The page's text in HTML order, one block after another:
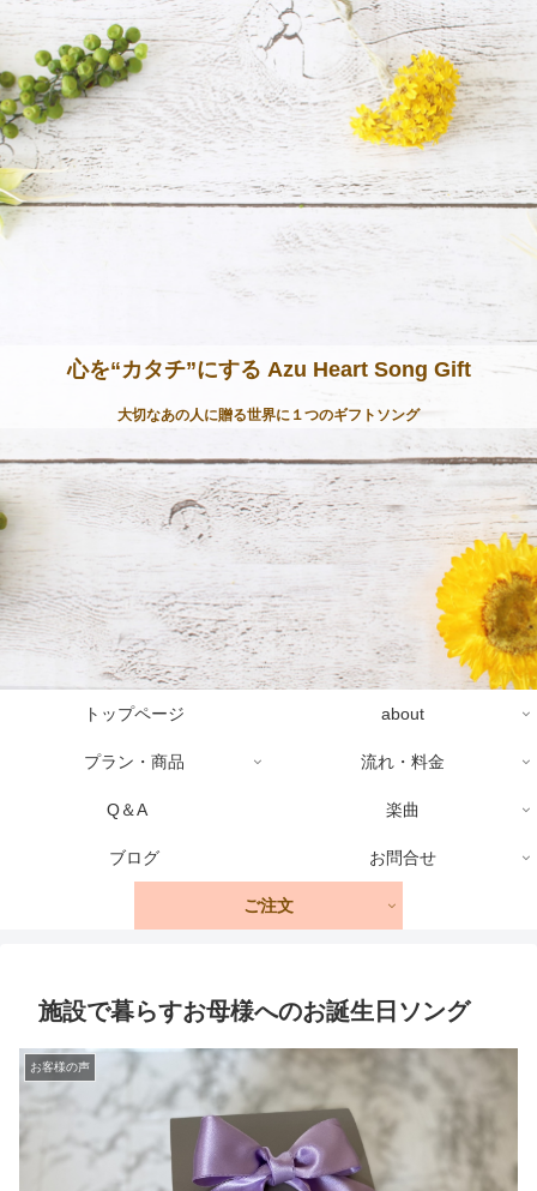
心を“カタチ”にする Azu Heart Song Gift
大切なあの人に贈る世界に１つのギフトソング
トップページ about
プラン・商品 流れ・料金
Q＆A 楽曲
ブログ お問合せ
ご注文
施設で暮らすお母様へのお誕生日ソング
お客様の声